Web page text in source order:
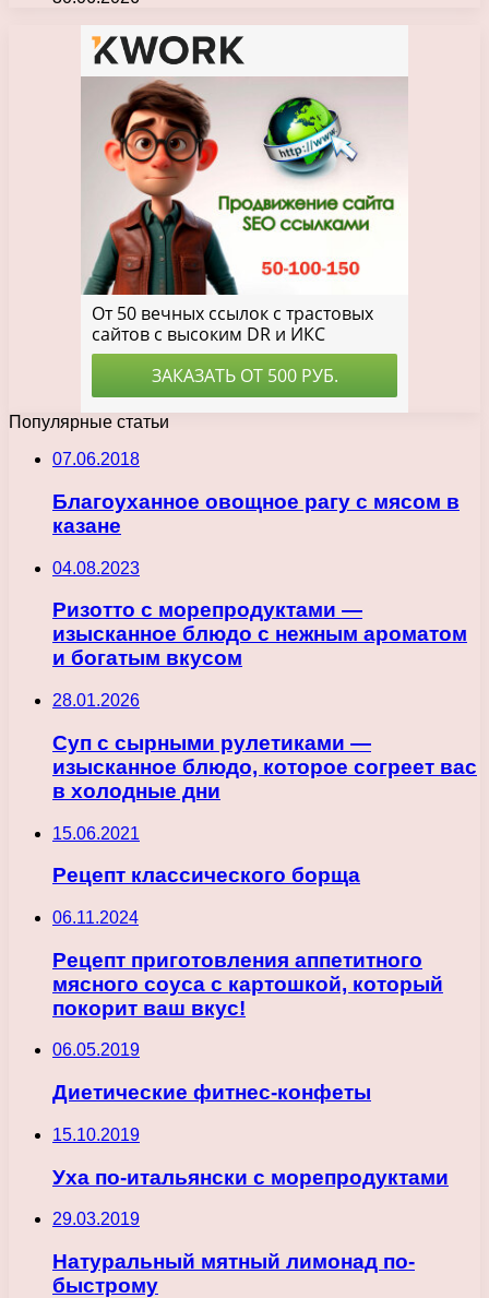
Популярные статьи
07.06.2018
Благоуханное овощное рагу с мясом в
казане
04.08.2023
Ризотто с морепродуктами —
изысканное блюдо с нежным ароматом
и богатым вкусом
28.01.2026
Суп с сырными рулетиками —
изысканное блюдо, которое согреет вас
в холодные дни
15.06.2021
Рецепт классического борща
06.11.2024
Рецепт приготовления аппетитного
мясного соуса с картошкой, который
покорит ваш вкус!
06.05.2019
Диетические фитнес-конфеты
15.10.2019
Уха по-итальянски с морепродуктами
29.03.2019
Натуральный мятный лимонад по-
быстрому